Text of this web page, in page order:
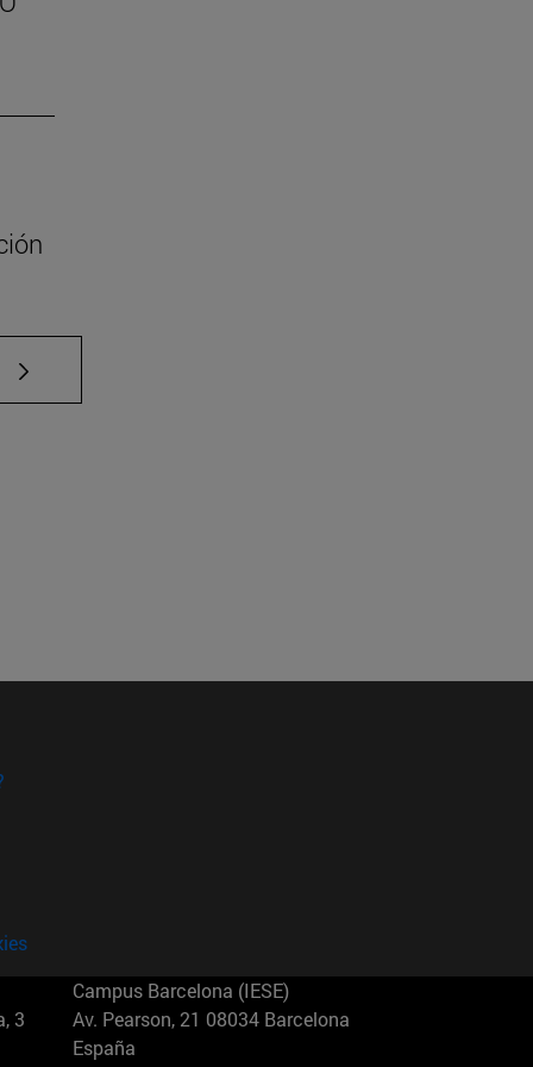
TAB para desplazarse.
3
Campus Barcelona (IESE)
Av. Pearson, 21 08034 Barcelona
España